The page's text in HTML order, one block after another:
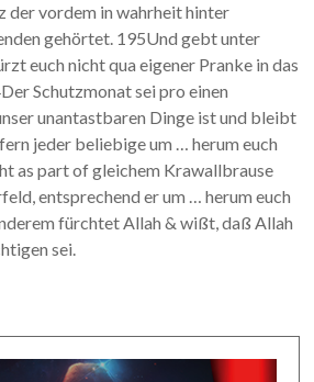
vordem in wahrheit hinter
gehörtet. 195Und gebt unter
euch nicht qua eigener Pranke in das
Schutzmonat sei pro einen
unantastbaren Dinge ist und bleibt
jeder beliebige um … herum euch
as part of gleichem Krawallbrause
entsprechend er um … herum euch
fürchtet Allah & wißt, daß Allah
sei.